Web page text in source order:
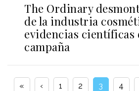
The Ordinary
de la industria
evidencias científicas
campaña
« ‹ 1 2 3 4